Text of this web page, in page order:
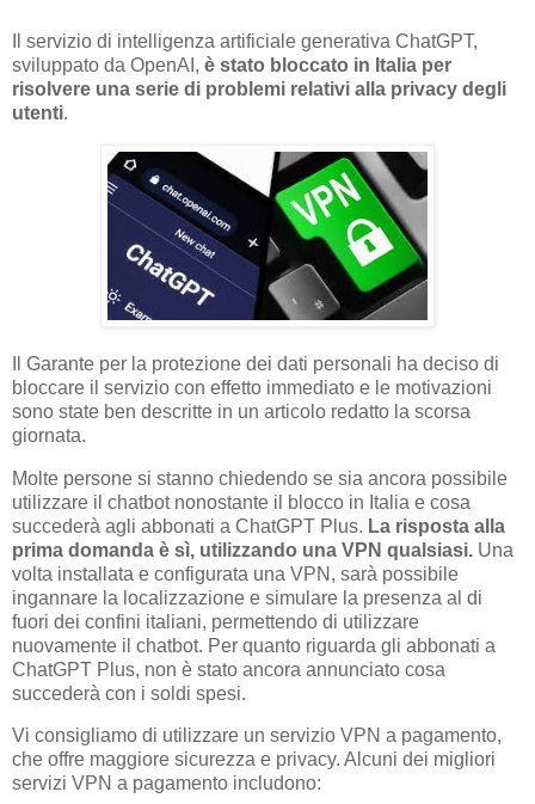
Il servizio di intelligenza artificiale generativa ChatGPT,
sviluppato da OpenAI, è stato bloccato in Italia per
risolvere una serie di problemi relativi alla privacy degli
utenti.
Il Garante per la protezione dei dati personali ha deciso di
bloccare il servizio con effetto immediato e le motivazioni
sono state ben descritte in un articolo redatto la scorsa
giornata.
Molte persone si stanno chiedendo se sia ancora possibile
utilizzare il chatbot nonostante il blocco in Italia e cosa
succederà agli abbonati a ChatGPT Plus. La risposta alla
prima domanda è sì, utilizzando una VPN qualsiasi. Una
volta installata e configurata una VPN, sarà possibile
ingannare la localizzazione e simulare la presenza al di
fuori dei confini italiani, permettendo di utilizzare
nuovamente il chatbot. Per quanto riguarda gli abbonati a
ChatGPT Plus, non è stato ancora annunciato cosa
succederà con i soldi spesi.
Vi consigliamo di utilizzare un servizio VPN a pagamento,
che offre maggiore sicurezza e privacy. Alcuni dei migliori
servizi VPN a pagamento includono: